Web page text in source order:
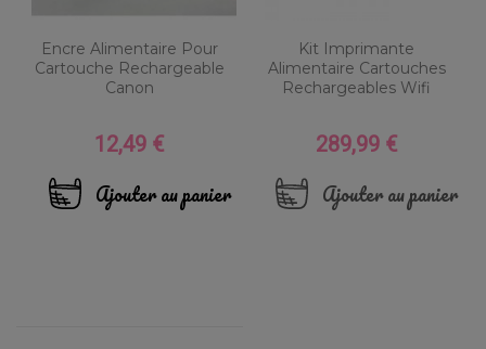
Encre Alimentaire Pour
Cartouche Rechargeable
Canon
Prix
12,49 €
Ajouter au panier
Kit Imprimante
Alimentaire Cartouches
Rechargeables Wifi
Prix
289,99 €
Ajouter au panier